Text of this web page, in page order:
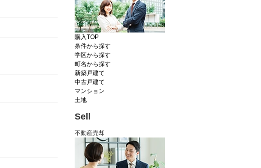
購入TOP
条件から探す
学区から探す
町名から探す
新築戸建て
中古戸建て
マンション
土地
Sell
不動産売却